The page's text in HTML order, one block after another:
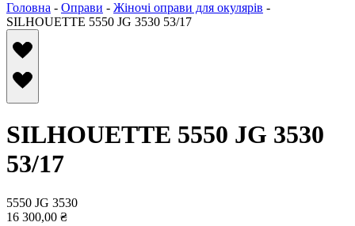
Головна - Оправи - Жіночі оправи для окулярів -
SILHOUETTE 5550 JG 3530 53/17
SILHOUETTE 5550 JG 3530
53/17
5550 JG 3530
16 300,00 ₴